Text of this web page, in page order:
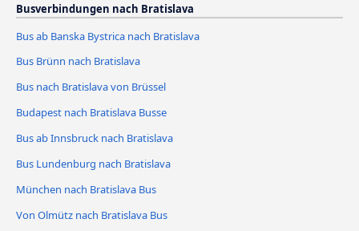
Busverbindungen nach Bratislava
Bus ab Banska Bystrica nach Bratislava
Bus Brünn nach Bratislava
Bus nach Bratislava von Brüssel
Budapest nach Bratislava Busse
Bus ab Innsbruck nach Bratislava
Bus Lundenburg nach Bratislava
München nach Bratislava Bus
Von Olmütz nach Bratislava Bus